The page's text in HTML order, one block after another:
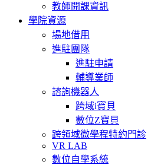
教師開課資訊
學院資源
場地借用
進駐團隊
進駐申請
輔導業師
諮詢機器人
跨域i寶貝
數位Z寶貝
跨領域微學程特約門診
VR LAB
數位自學系統